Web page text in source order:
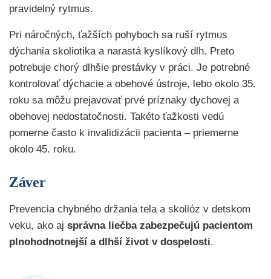
pravidelný rytmus.
Pri náročných, ťažších pohyboch sa ruší rytmus
dýchania skoliotika a narastá kyslíkový dlh. Preto
potrebuje chorý dlhšie prestávky v práci. Je potrebné
kontrolovať dýchacie a obehové ústroje, lebo okolo 35.
roku sa môžu prejavovať prvé príznaky dychovej a
obehovej nedostatočnosti. Takéto ťažkosti vedú
pomerne často k invalidizácii pacienta – priemerne
okolo 45. roku.
Záver
Prevencia chybného držania tela a skolióz v detskom
veku, ako aj správna liečba zabezpečujú pacientom
plnohodnotnejší a dlhší život v dospelosti.